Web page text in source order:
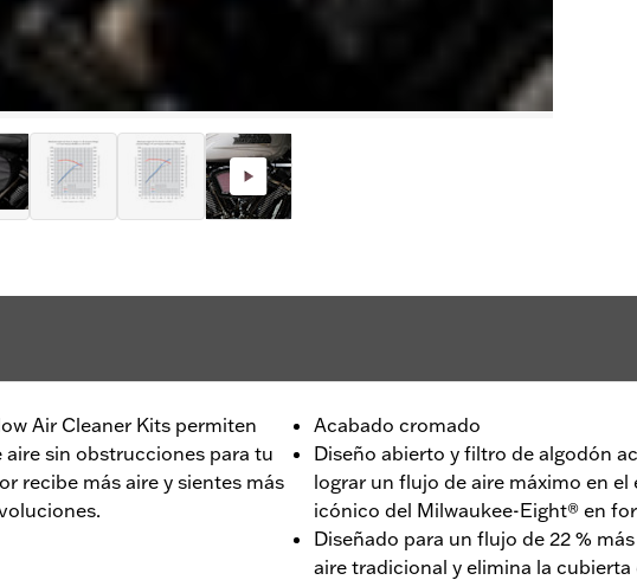
Air Cleaner Kits permiten
sin obstrucciones para tu
recibe más aire y sientes más
Acabado cromado
Diseño abierto y filtro de algodón
lograr un flujo de aire máximo en
icónico del Milwaukee-Eight® en
Diseñado para un flujo de 22 %
aire tradicional y elimina la